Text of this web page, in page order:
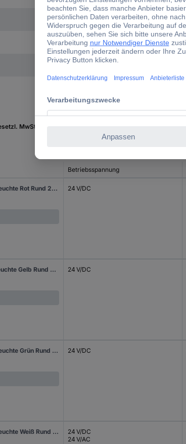
MwSt., zzgl. Versand)
Betriebsspannung
Signal Construct SKGD05004 LED-Signalleuchte Rot Rund 24 V/DC 24 V/DC
Signal Construct SKGD05104 LED-Signalleuchte Gelb Rund 24 V/DC 24 V/DC
Signal Construct SKGD05204 LED-Signalleuchte Grün Rund 24 V/DC 24 V/DC
Signal Construct SKGD05604 LED-Signalleuchte Weiß Rund 24 V/DC, 24 V/AC
24 V/DC
24 V/AC